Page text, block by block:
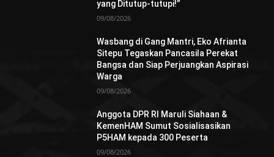
yang Ditutup-tutupi!”
09/08/2026
Wasbang di Gang Mantri, Eko Afrianta
Sitepu Tegaskan Pancasila Perekat
Bangsa dan Siap Perjuangkan Aspirasi
Warga
09/08/2026
Anggota DPR RI Maruli Siahaan &
KemenHAM Sumut Sosialisasikan
P5HAM kepada 300 Peserta
09/08/2026